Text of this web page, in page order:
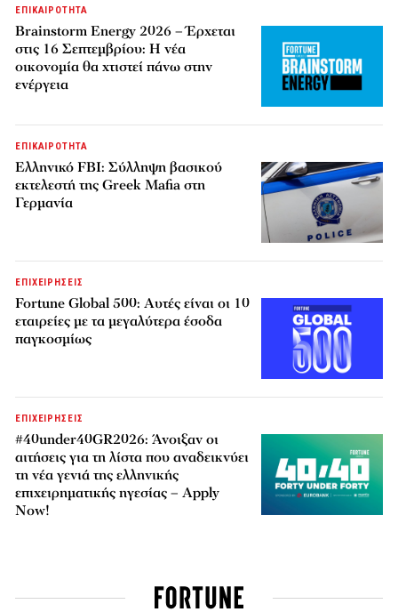
ΕΠΙΚΑΙΡΟΤΗΤΑ
Brainstorm Energy 2026 – Έρχεται
στις 16 Σεπτεμβρίου: Η νέα
οικονομία θα χτιστεί πάνω στην
ενέργεια
ΕΠΙΚΑΙΡΟΤΗΤΑ
Ελληνικό FBI: Σύλληψη βασικού
εκτελεστή της Greek Mafia στη
Γερμανία
ΕΠΙΧΕΙΡΗΣΕΙΣ
Fortune Global 500: Αυτές είναι οι 10
εταιρείες με τα μεγαλύτερα έσοδα
παγκοσμίως
ΕΠΙΧΕΙΡΗΣΕΙΣ
#40under40GR2026: Άνοιξαν οι
αιτήσεις για τη λίστα που αναδεικνύει
τη νέα γενιά της ελληνικής
επιχειρηματικής ηγεσίας – Apply
Now!